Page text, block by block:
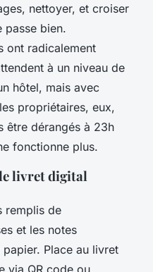
nettoyer, et croiser
passe bien.
ont radicalement
à un niveau de
hôtel, mais avec
propriétaires, eux,
être dérangés à 23h
fonctionne plus.
livret digital
remplis de
et les notes
Place au livret
via QR code ou